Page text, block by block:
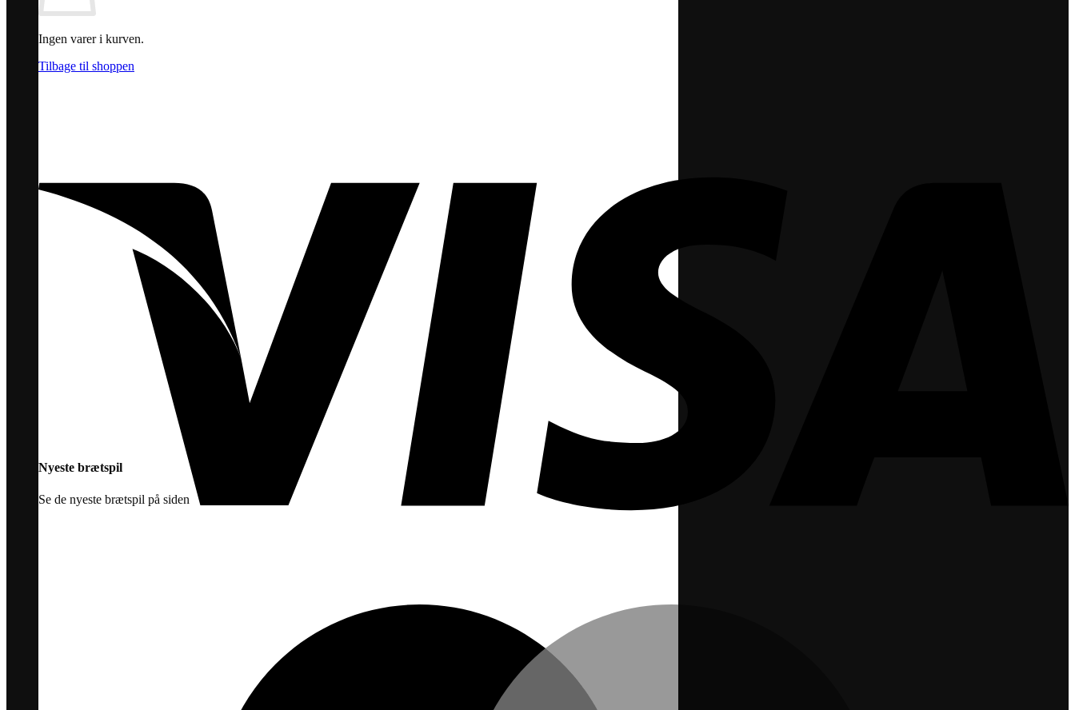
Ingen varer i kurven.
Tilbage til shoppen
Nyeste brætspil
Se de nyeste brætspil på siden